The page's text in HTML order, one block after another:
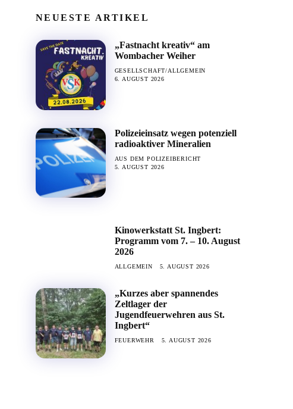
NEUESTE ARTIKEL
„Fastnacht kreativ“ am
Wombacher Weiher
GESELLSCHAFT/ALLGEMEIN
6. AUGUST 2026
Polizeieinsatz wegen potenziell
radioaktiver Mineralien
AUS DEM POLIZEIBERICHT
5. AUGUST 2026
Kinowerkstatt St. Ingbert:
Programm vom 7. – 10. August
2026
ALLGEMEIN 5. AUGUST 2026
„Kurzes aber spannendes
Zeltlager der
Jugendfeuerwehren aus St.
Ingbert“
FEUERWEHR 5. AUGUST 2026